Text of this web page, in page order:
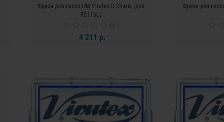
Фреза для пазов HM Virutex D 23 мм (для
FC116U)
4 211 р.
Фреза для